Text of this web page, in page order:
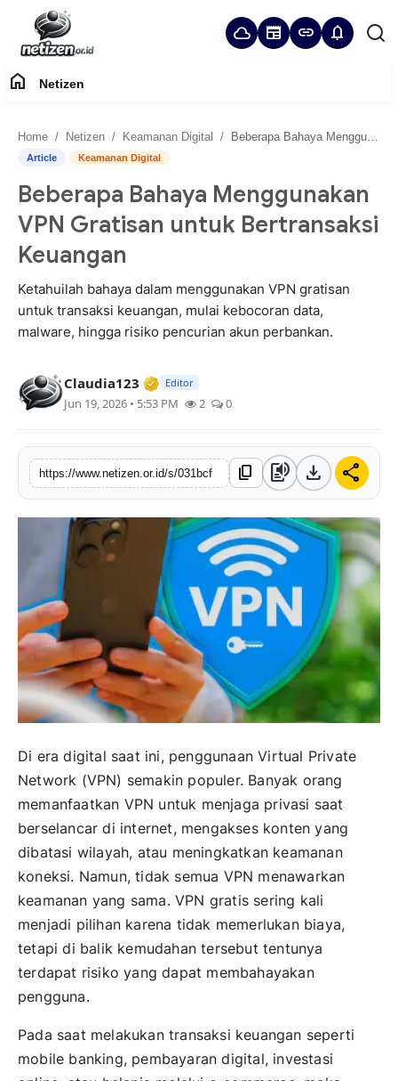
cloud newspaper link notifications
Panduan Komunitas
Netizen
home Netizen
Home Netizen Keamanan Digital Beberapa Bahaya Menggunakan VPN Gratisan untuk Bertransaksi Keuangan
Article Keamanan Digital
Beberapa Bahaya Menggunakan
VPN Gratisan untuk Bertransaksi
Keuangan
Ketahuilah bahaya dalam menggunakan VPN gratisan
untuk transaksi keuangan, mulai kebocoran data,
malware, hingga risiko pencurian akun perbankan.
Claudia123 Verified Media or Organization •
Editor
Jun 19, 2026 • 5:53 PM 2 0
https://www.netizen.or.id/s/031bcf content_copy text_to_speech download share
Di era digital saat ini, penggunaan Virtual Private
Network (VPN) semakin populer. Banyak orang
memanfaatkan VPN untuk menjaga privasi saat
berselancar di internet, mengakses konten yang
dibatasi wilayah, atau meningkatkan keamanan
koneksi. Namun, tidak semua VPN menawarkan
keamanan yang sama. VPN gratis sering kali
menjadi pilihan karena tidak memerlukan biaya,
tetapi di balik kemudahan tersebut tentunya
terdapat risiko yang dapat membahayakan
pengguna.
Pada saat melakukan transaksi keuangan seperti
mobile banking, pembayaran digital, investasi